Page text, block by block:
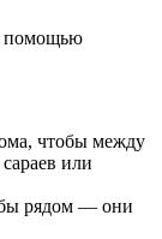
помощью
чтобы между
или
рядом — они